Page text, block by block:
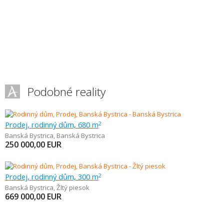
Podobné reality
Prodej, rodinný dům, 680 m2
Banská Bystrica, Banská Bystrica
250 000,00 EUR
Prodej, rodinný dům, 300 m2
Banská Bystrica,Žltý piesok
669 000,00 EUR